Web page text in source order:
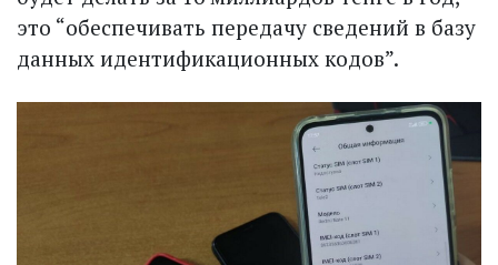
это “обеспечивать передачу сведений в базу
данных идентификационных кодов”.